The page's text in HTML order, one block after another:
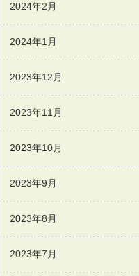
2024年2月
2024年1月
2023年12月
2023年11月
2023年10月
2023年9月
2023年8月
2023年7月